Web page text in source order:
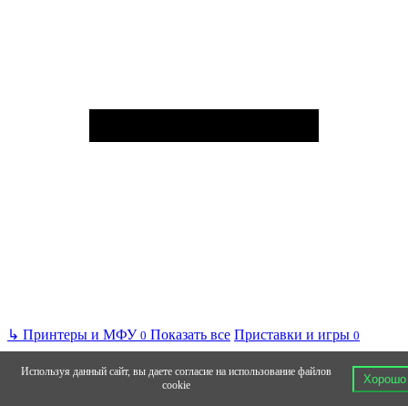
↳ Принтеры и МФУ 0 Показать все Приставки и игры 0
Используя данный сайт, вы даете согласие на использование файлов
cookie
Хорошо